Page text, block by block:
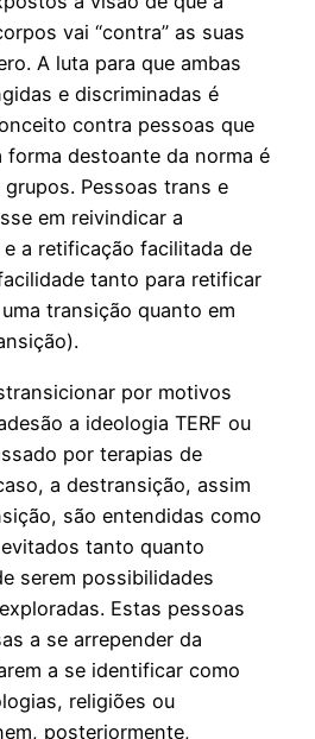
vai “contra” as suas
A luta para que ambas
e discriminadas é
contra pessoas que
forma destoante da norma é
Pessoas trans e
em reivindicar a
a retificação facilitada de
tanto para retificar
transição quanto em
por motivos
a ideologia TERF ou
por terapias de
a destransição, assim
são entendidas como
tanto quanto
serem possibilidades
Estas pessoas
a se arrepender da
a se identificar como
religiões ou
posteriormente,